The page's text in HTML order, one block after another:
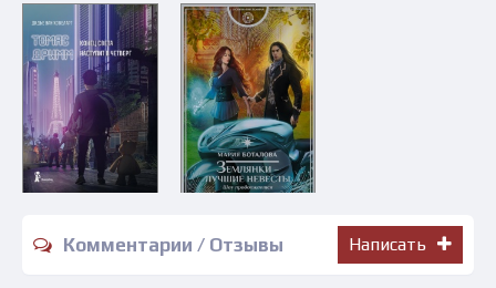
Комментарии / Отзывы Написать